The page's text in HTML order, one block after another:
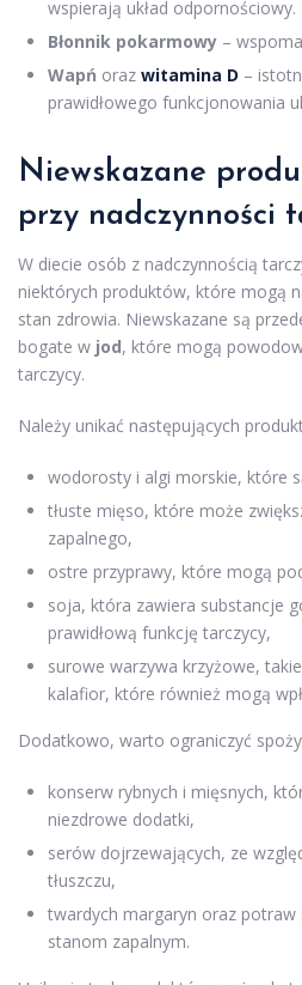
wspierają układ odpornościowy.
Błonnik pokarmowy –
Wapń oraz witamina D –
prawidłowego funkcjonowania
Niewskazane
przy nadczynności
W diecie osób z nadczynnością
niektórych produktów, które mogą
stan zdrowia. Niewskazane są
bogate w jod, które mogą
tarczycy.
Należy unikać następujących
wodorosty i algi morskie, które
tłuste mięso, które może
zapalnego,
ostre przyprawy, które mogą
soja, która zawiera substancje
prawidłową funkcję tarczycy,
surowe warzywa krzyżowe,
kalafior, które również mogą
Dodatkowo, warto ograniczyć
konserw rybnych i mięsnych,
niezdrowe dodatki,
serów dojrzewających, ze
tłuszczu,
twardych margaryn oraz
stanom zapalnym.